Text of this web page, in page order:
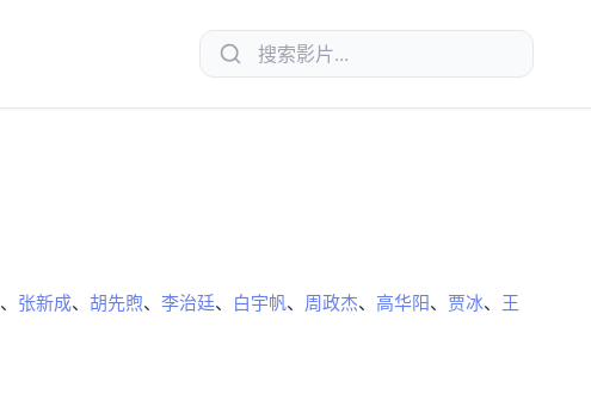
、 张新成、 胡先煦、 李治廷、 白宇帆、 周政杰、 高华阳、 贾冰、 王